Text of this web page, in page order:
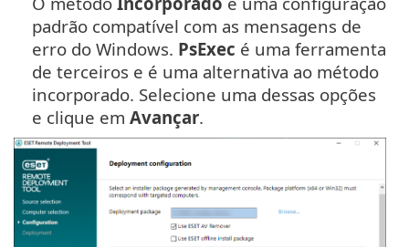
padrão compatível com as mensagens de
erro do Windows. PsExec é uma ferramenta
de terceiros e é uma alternativa ao método
incorporado. Selecione uma dessas opções
e clique em Avançar.